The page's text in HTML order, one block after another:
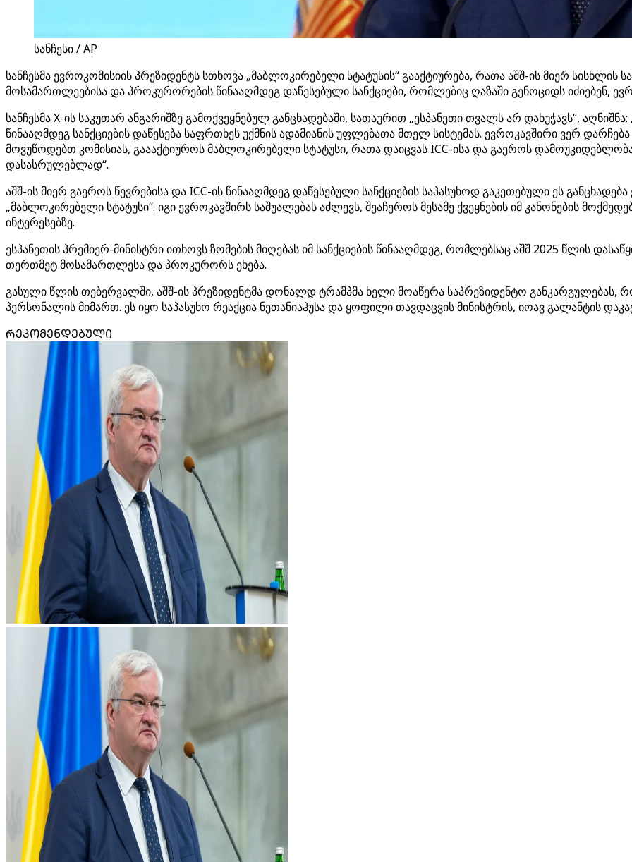
სანჩესი / AP
სანჩესმა ევროკომისიის პრეზიდენტს სთხოვა „მაბლოკირებელი სტატუსის“ გააქტიურება, რათა აშშ-ის მიერ
მოსამართლეებისა და პროკურორების წინააღმდეგ დაწესებული სანქციები, რომლებიც ღაზაში გენოციდს იძიებენ,
სანჩესმა X-ის საკუთარ ანგარიშზე გამოქვეყნებულ განცხადებაში, სათაურით „ესპანეთი თვალს არ დახუჭავს“,
წინააღმდეგ სანქციების დაწესება საფრთხეს უქმნის ადამიანის უფლებათა მთელ სისტემას. ევროკავშირი ვერ
მოვუწოდებთ კომისიას, გაააქტიუროს მაბლოკირებელი სტატუსი, რათა დაიცვას ICC-ისა და გაეროს
დასასრულებლად“.
აშშ-ის მიერ გაეროს წევრებისა და ICC-ის წინააღმდეგ დაწესებული სანქციების საპასუხოდ გაკეთებული ეს
„მაბლოკირებელი სტატუსი“. იგი ევროკავშირს საშუალებას აძლევს, შეაჩეროს მესამე ქვეყნების იმ კანონების
ინტერესებზე.
ესპანეთის პრემიერ-მინისტრი ითხოვს ზომების მიღებას იმ სანქციების წინააღმდეგ, რომლებსაც აშშ 2025 წლის
თერთმეტ მოსამართლესა და პროკურორს ეხება.
გასული წლის თებერვალში, აშშ-ის პრეზიდენტმა დონალდ ტრამპმა ხელი მოაწერა საპრეზიდენტო განკარგულებას,
პერსონალის მიმართ. ეს იყო საპასუხო რეაქცია ნეთანიაჰუსა და ყოფილი თავდაცვის მინისტრის, იოავ გალანტის
ᲠᲔᲙᲝᲛᲔᲜᲓᲔᲑᲣᲚᲘ